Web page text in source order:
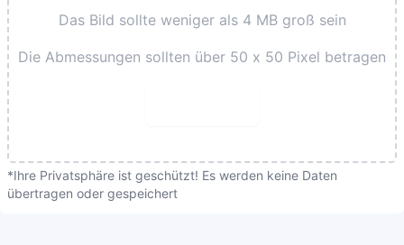
Das Bild sollte weniger als 4 MB groß sein
Die Abmessungen sollten über 50 x 50 Pixel betragen
*Ihre Privatsphäre ist geschützt! Es werden keine Daten
übertragen oder gespeichert